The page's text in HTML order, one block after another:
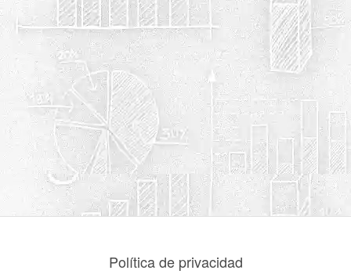
Política de privacidad